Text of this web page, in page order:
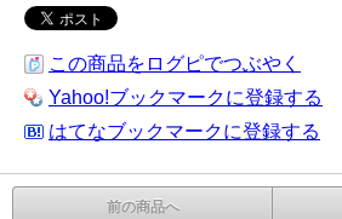
この商品をログピでつぶやく
Yahoo!ブックマークに登録する
はてなブックマークに登録する
前の商品へ